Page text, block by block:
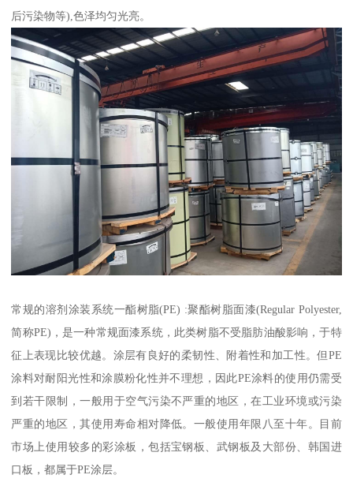
后污染物等),色泽均匀光亮。
常规的溶剂涂装系统一酯树脂(PE) :聚酯树脂面漆(Regular Polyester,
简称PE)，是一种常规面漆系统，此类树脂不受脂肪油酸影响，于特
征上表现比较优越。涂层有良好的柔韧性、附着性和加工性。但PE
涂料对耐阳光性和涂膜粉化性并不理想，因此PE涂料的使用仍需受
到若干限制，一般用于空气污染不严重的地区，在工业环境或污染
严重的地区，其使用寿命相对降低。一般使用年限八至十年。目前
市场上使用较多的彩涂板，包括宝钢板、武钢板及大部份、韩国进
口板，都属于PE涂层。